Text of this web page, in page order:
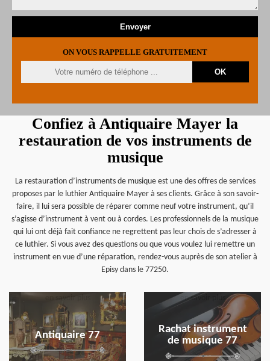
ON VOUS RAPPELLE GRATUITEMENT
Confiez à Antiquaire Mayer la
restauration de vos instruments de
musique
La restauration d’instruments de musique est une des offres de services
proposes par le luthier Antiquaire Mayer à ses clients. Grâce à son savoir-
faire, il lui sera possible de réparer comme neuf votre instrument, qu’il
s’agisse d’instrument à vent ou à cordes. Les professionnels de la musique
qui lui ont déjà fait confiance ne regrettent pas leur chois de s’adresser à
ce luthier. Si vous avez des questions ou que vous voulez lui remettre un
instrument en vue d’une réparation, rendez-vous auprès de son atelier à
Episy dans le 77250.
Antiquaire 77
en savoir plus
Rachat instrument
de musique 77
en savoir plus